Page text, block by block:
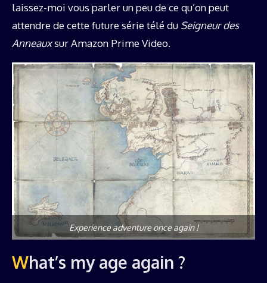
laissez-moi vous parler un peu de ce qu’on peut
attendre de cette future série télé du Seigneur des
Anneauxsur Amazon Prime Video.
Experience adventure once again !
What’s my age again ?